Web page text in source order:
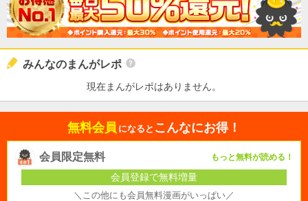
みんなのまんがレポ
現在まんがレポはありません。
無料会員 になると こんなにお得！
会員限定無料 もっと無料が読める！
会員登録で無料増量
＼この他にも会員無料漫画がいっぱい／